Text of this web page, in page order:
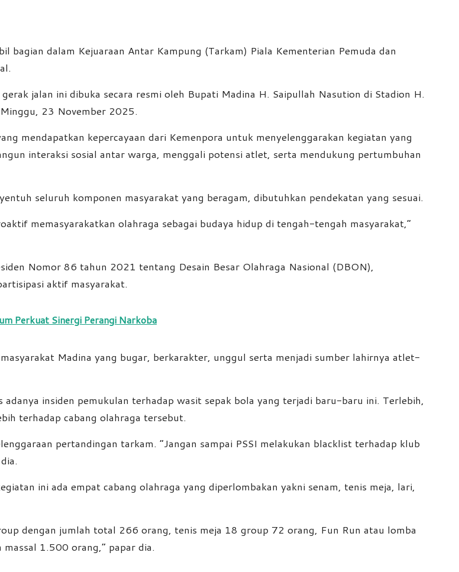
dalam Kejuaraan Antar Kampung (Tarkam) Piala Kementerian Pemuda dan
jalan ini dibuka secara resmi oleh Bupati Madina H. Saipullah Nasution di Stadion H.
23 November 2025.
mendapatkan kepercayaan dari Kemenpora untuk menyelenggarakan kegiatan yang
interaksi sosial antar warga, menggali potensi atlet, serta mendukung pertumbuhan
seluruh komponen masyarakat yang beragam, dibutuhkan pendekatan yang sesuai.
memasyarakatkan olahraga sebagai budaya hidup di tengah-tengah masyarakat,”
Nomor 86 tahun 2021 tentang Desain Besar Olahraga Nasional (DBON),
aktif masyarakat.
Perkuat Sinergi Perangi Narkoba
Madina yang bugar, berkarakter, unggul serta menjadi sumber lahirnya atlet-
insiden pemukulan terhadap wasit sepak bola yang terjadi baru-baru ini. Terlebih,
terhadap cabang olahraga tersebut.
pertandingan tarkam. “Jangan sampai PSSI melakukan blacklist terhadap klub
ini ada empat cabang olahraga yang diperlombakan yakni senam, tenis meja, lari,
dengan jumlah total 266 orang, tenis meja 18 group 72 orang, Fun Run atau lomba
1.500 orang,” papar dia.